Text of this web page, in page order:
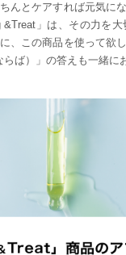
んとケアすれば元気に
」は、その力を大
、この商品を使って欲
ば）」の答えも一緒に